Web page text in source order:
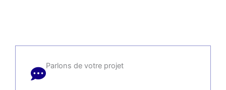
Parlons de votre projet